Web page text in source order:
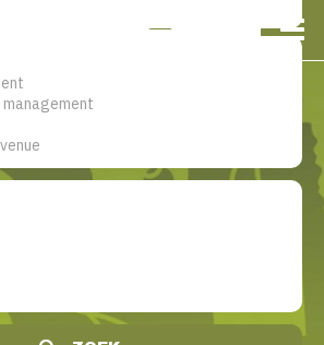
voor hotel